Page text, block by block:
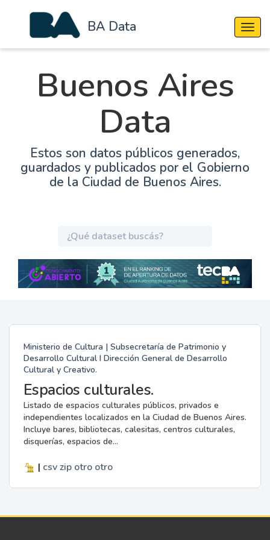
BA Data
Buenos Aires
Data
Estos son datos públicos generados,
guardados y publicados por el Gobierno
de la Ciudad de Buenos Aires.
Ministerio de Cultura | Subsecretaría de Patrimonio y
Desarrollo Cultural I Dirección General de Desarrollo
Cultural y Creativo.
Espacios culturales.
Listado de espacios culturales públicos, privados e
independientes localizados en la Ciudad de Buenos Aires.
Incluye bares, bibliotecas, calesitas, centros culturales,
disquerías, espacios de...
| csv zip otro otro